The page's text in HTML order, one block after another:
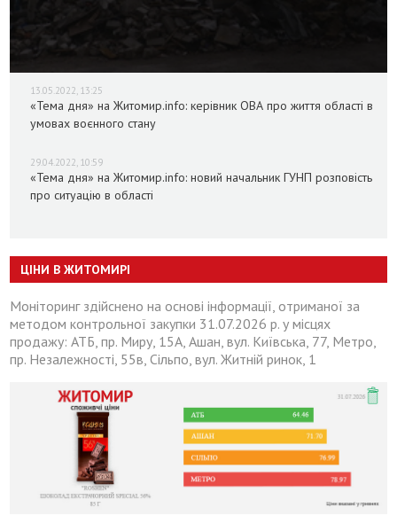
13.05.2022, 13:25
«Тема дня» на Житомир.info: керівник ОВА про життя області в
умовах воєнного стану
29.04.2022, 10:59
«Тема дня» на Житомир.info: новий начальник ГУНП розповість
про ситуацію в області
ЦІНИ В ЖИТОМИРІ
Моніторинг здійснено на основі інформації, отриманої за
методом контрольної закупки 31.07.2026 р. у місцях
продажу: АТБ, пр. Миру, 15А, Ашан, вул. Київська, 77, Метро,
пр. Незалежності, 55в, Сільпо, вул. Житній ринок, 1